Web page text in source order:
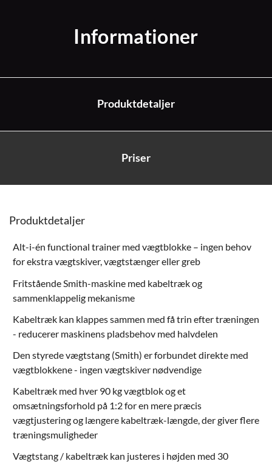
Informationer
Produktdetaljer
Priser
Produktdetaljer
Alt-i-én functional trainer med vægtblokke – ingen behov
for ekstra vægtskiver, vægtstænger eller greb
Fritstående Smith-maskine med kabeltræk og
sammenklappelig mekanisme
Kabeltræk kan klappes sammen med få trin efter træningen
- reducerer maskinens pladsbehov med halvdelen
Den styrede vægtstang (Smith) er forbundet direkte med
vægtblokkene - ingen vægtskiver nødvendige
Kabeltræk med hver 90 kg vægtblok og et
omsætningsforhold på 1:2 for en mere præcis
vægtjustering og længere kabeltræk-længde, der giver flere
træningsmuligheder
Vægtstang / kabeltræk kan justeres i højden med 30